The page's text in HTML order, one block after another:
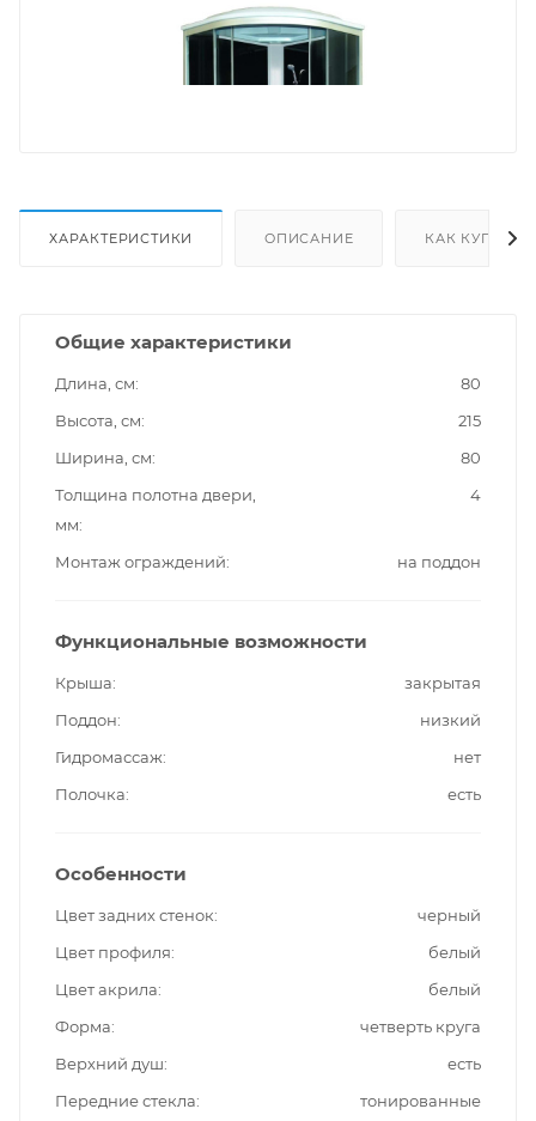
ХАРАКТЕРИСТИКИ ОПИСАНИЕ КАК КУПИТЬ
Общие характеристики
Длина, см
80
Высота, см
215
Ширина, см
80
Толщина полотна двери,
мм
4
Монтаж ограждений на поддон
Функциональные возможности
Крыша
закрытая
Поддон
низкий
Гидромассаж
нет
Полочка
есть
Особенности
Цвет задних стенок
черный
Цвет профиля
белый
Цвет акрила
белый
Форма
четверть круга
Верхний душ
есть
Передние стекла
тонированные